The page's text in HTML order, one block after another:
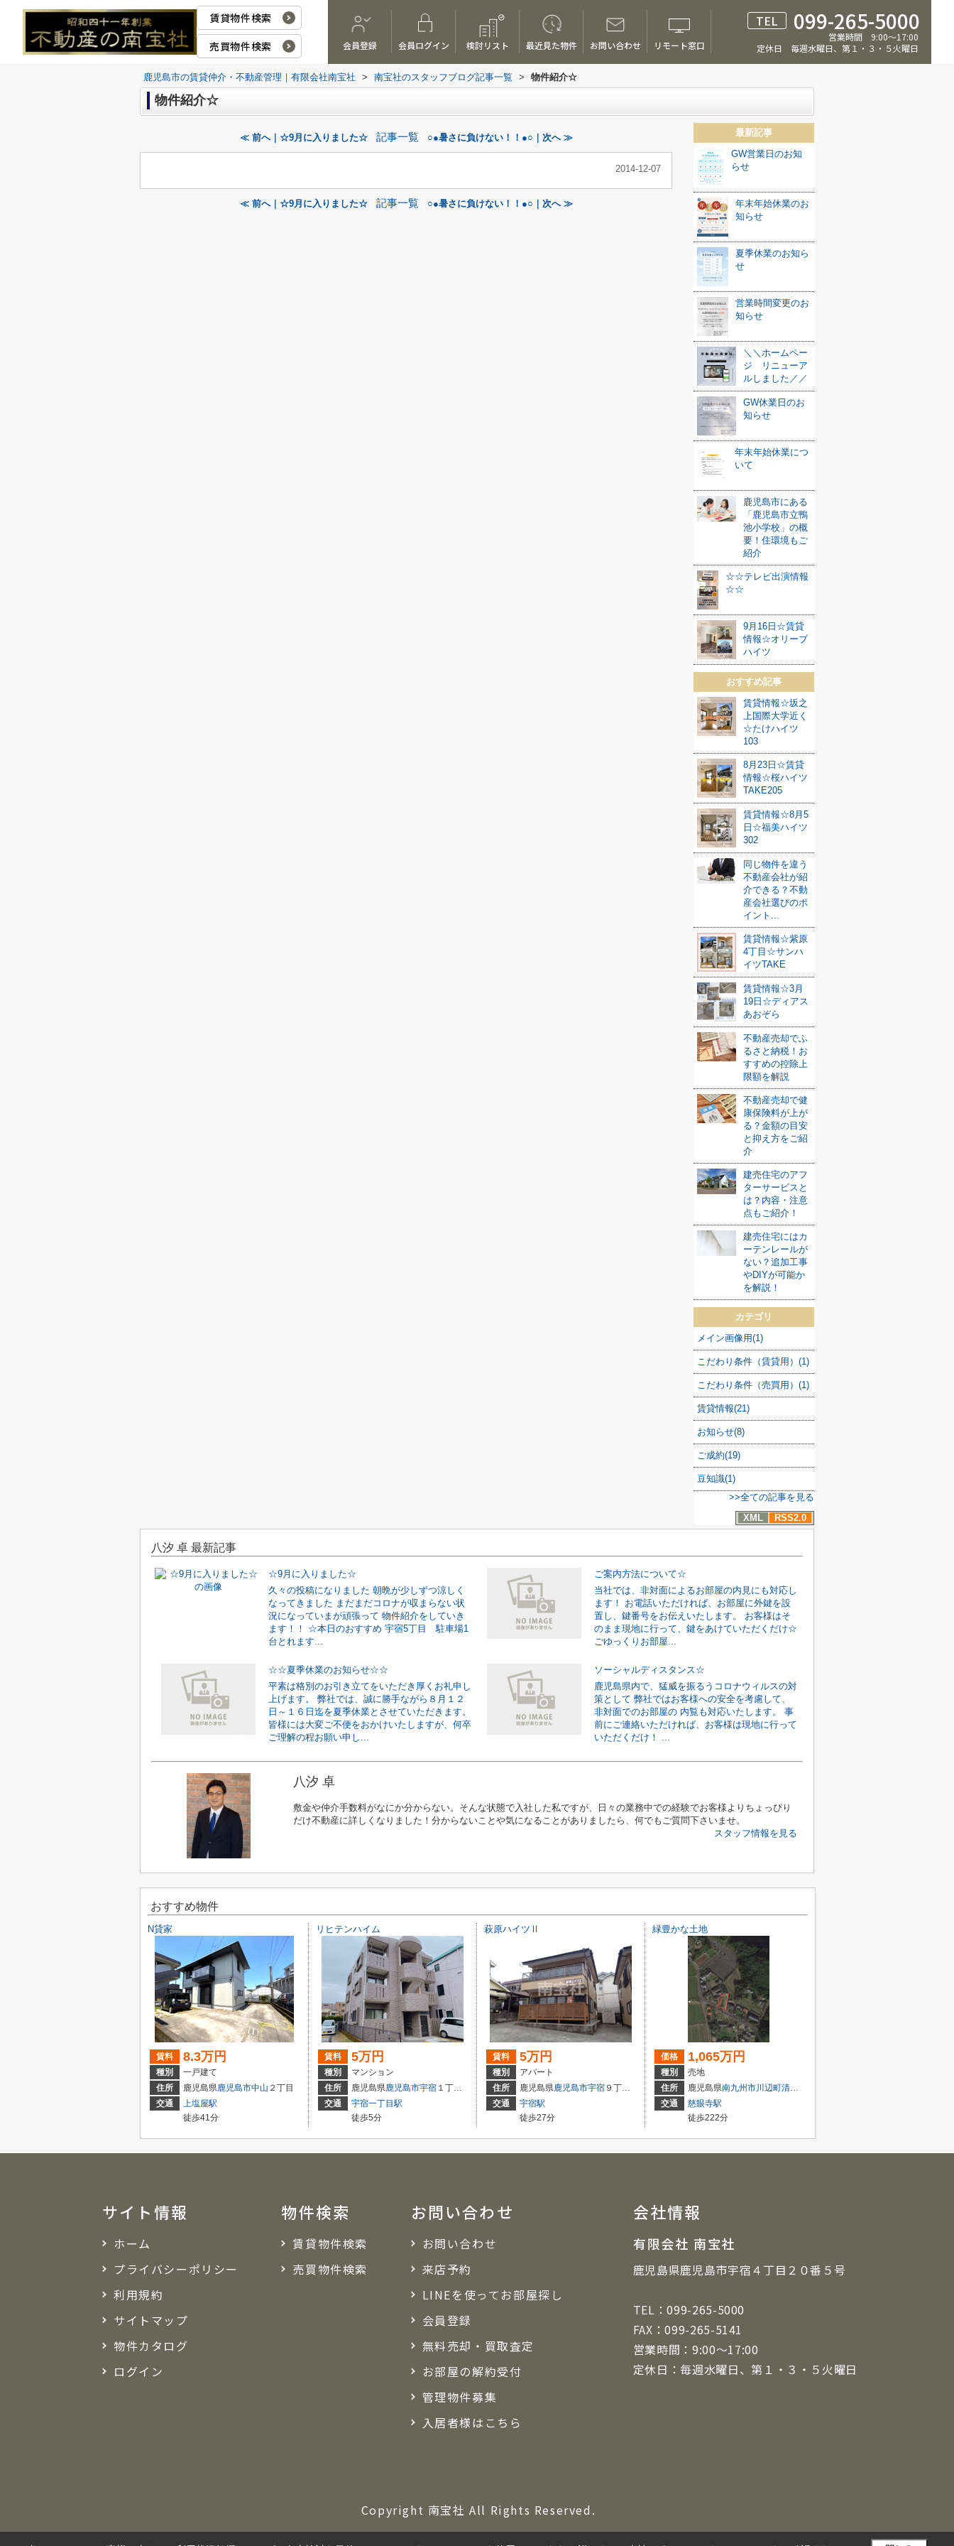
賃貸物件検索
売買物件検索
会員登録 会員ログイン 検討リスト 最近見た物件 お問い合わせ リモート窓口
TEL 099-265-5000
営業時間 9:00～17:00
定休日 毎週水曜日、第１・３・５火曜日
鹿児島市の賃貸仲介・不動産管理｜有限会社南宝社 > 南宝社のスタッフブログ記事一覧 > 物件紹介☆
物件紹介☆
≪ 前へ｜☆9月に入りました☆ 記事一覧 ○●暑さに負けない！！●○｜次へ ≫
2014-12-07
≪ 前へ｜☆9月に入りました☆ 記事一覧 ○●暑さに負けない！！●○｜次へ ≫
最新記事
GW営業日のお知
らせ
年末年始休業のお
知らせ
夏季休業のお知ら
せ
営業時間変更のお
知らせ
＼＼ホームペー
ジ リニューア
ルしました／／
GW休業日のお
知らせ
年末年始休業につ
いて
鹿児島市にある
「鹿児島市立鴨
池小学校」の概
要！住環境もご
紹介
☆☆テレビ出演情報
☆☆
9月16日☆賃貸
情報☆オリーブ
ハイツ
おすすめ記事
賃貸情報☆坂之
上国際大学近く
☆たけハイツ
103
8月23日☆賃貸
情報☆桜ハイツ
TAKE205
賃貸情報☆8月5
日☆福美ハイツ
302
同じ物件を違う
不動産会社が紹
介できる？不動
産会社選びのポ
イント...
賃貸情報☆紫原
4丁目☆サンハ
イツTAKE
賃貸情報☆3月
19日☆ディアス
あおぞら
不動産売却でふ
るさと納税！お
すすめの控除上
限額を解説
不動産売却で健
康保険料が上が
る？金額の目安
と抑え方をご紹
介
建売住宅のアフ
ターサービスと
は？内容・注意
点もご紹介！
建売住宅にはカ
ーテンレールが
ない？追加工事
やDIYが可能か
を解説！
カテゴリ
メイン画像用(1)
こだわり条件（賃貸用）(1)
こだわり条件（売買用）(1)
賃貸情報(21)
お知らせ(8)
ご成約(19)
豆知識(1)
>>全ての記事を見る
XML
RSS2.0
八汐 卓 最新記事
☆9月に入りました☆
久々の投稿になりました 朝晩が少しずつ涼しく
なってきました まだまだコロナが収まらない状
況になっていまが頑張って 物件紹介をしていき
ます！！ ☆本日のおすすめ 宇宿5丁目 駐車場1
台とれます...
ご案内方法について☆
当社では、非対面によるお部屋の内見にも対応し
ます！ お電話いただければ、お部屋に外鍵を設
置し、鍵番号をお伝えいたします。 お客様はそ
のまま現地に行って、鍵をあけていただくだけ☆
ごゆっくりお部屋...
☆☆夏季休業のお知らせ☆☆
平素は格別のお引き立てをいただき厚くお礼申し
上げます。 弊社では、誠に勝手ながら８月１２
日～１６日迄を夏季休業とさせていただきます。
皆様には大変ご不便をおかけいたしますが、何卒
ご理解の程お願い申し...
ソーシャルディスタンス☆
鹿児島県内で、猛威を振るうコロナウィルスの対
策として 弊社ではお客様への安全を考慮して、
非対面でのお部屋の 内覧も対応いたします。 事
前にご連絡いただければ、お客様は現地に行って
いただくだけ！ ...
八汐 卓
敷金や仲介手数料がなにか分からない。そんな状態で入社した私ですが、日々の業務中での経験でお客様よりちょっぴり
だけ不動産に詳しくなりました！分からないことや気になることがありましたら、何でもご質問下さいませ。
スタッフ情報を見る
おすすめ物件
N貸家
賃料 8.3万円
種別
一戸建て
住所
鹿児島県 鹿児島市中山 ２丁目
交通
上塩屋駅
徒歩41分
リヒテンハイム
賃料 5万円
種別
マンション
住所
鹿児島県 鹿児島市宇宿 １丁目４６-１２
交通
宇宿一丁目駅
徒歩5分
萩原ハイツⅡ
賃料 5万円
種別
アパート
住所
鹿児島県 鹿児島市宇宿 ９丁目１９-１０
交通
宇宿駅
徒歩27分
緑豊かな土地
価格 1,065万円
種別
売地
住所
鹿児島県南九州市川辺町清水
交通
慈眼寺駅
徒歩222分
サイト情報
ホーム
プライバシーポリシー
利用規約
サイトマップ
物件カタログ
ログイン
物件検索
賃貸物件検索
売買物件検索
お問い合わせ
お問い合わせ
来店予約
LINEを使ってお部屋探し
会員登録
無料売却・買取査定
お部屋の解約受付
管理物件募集
入居者様はこちら
会社情報
有限会社 南宝社
鹿児島県鹿児島市宇宿４丁目２０番５号
TEL：099-265-5000
FAX：099-265-5141
営業時間：9:00～17:00
定休日：毎週水曜日、第１・３・５火曜日
Copyright 南宝社 All Rights Reserved.